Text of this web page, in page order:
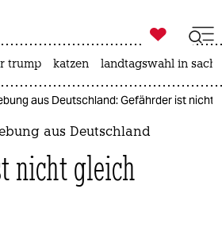
taz zahl ich
zahl ich

taz zahl ich
trump katzen landtagswahl in
aus Deutschland: Gefährder ist nicht
aus Deutschland
nicht gleich